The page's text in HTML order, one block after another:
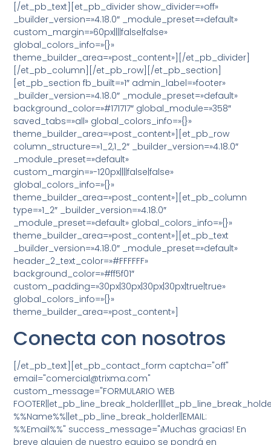
[/et_pb_text][et_pb_divider show_divider=»off»
_builder_version=»4.18.0″ _module_preset=»default»
custom_margin=»60px||||false|false»
global_colors_info=»{}»
theme_builder_area=»post_content»][/et_pb_divider]
[/et_pb_column][/et_pb_row][/et_pb_section]
[et_pb_section fb_built=»1″ admin_label=»footer»
_builder_version=»4.18.0″ _module_preset=»default»
background_color=»#171717″ global_module=»358″
saved_tabs=»all» global_colors_info=»{}»
theme_builder_area=»post_content»][et_pb_row
column_structure=»1_2,1_2″ _builder_version=»4.18.0″
_module_preset=»default»
custom_margin=»-120px||||false|false»
global_colors_info=»{}»
theme_builder_area=»post_content»][et_pb_column
type=»1_2″ _builder_version=»4.18.0″
_module_preset=»default» global_colors_info=»{}»
theme_builder_area=»post_content»][et_pb_text
_builder_version=»4.18.0″ _module_preset=»default»
header_2_text_color=»#FFFFFF»
background_color=»#ff5f01″
custom_padding=»30px|30px|30px|30px|true|true»
global_colors_info=»{}»
theme_builder_area=»post_content»]
Conecta con nosotros
[/et_pb_text][et_pb_contact_form captcha="off"
email="comercial@trixma.com"
custom_message="FORMULARIO WEB
%%Name%%||et_pb_line_break_holder||EMAIL:
%%Email%%" success_message="¡Muchas gracias! En
breve alguien de nuestro equipo se pondrá en